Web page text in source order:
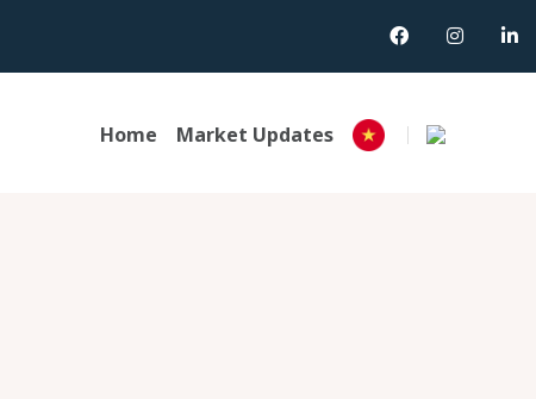
Home Market Updates